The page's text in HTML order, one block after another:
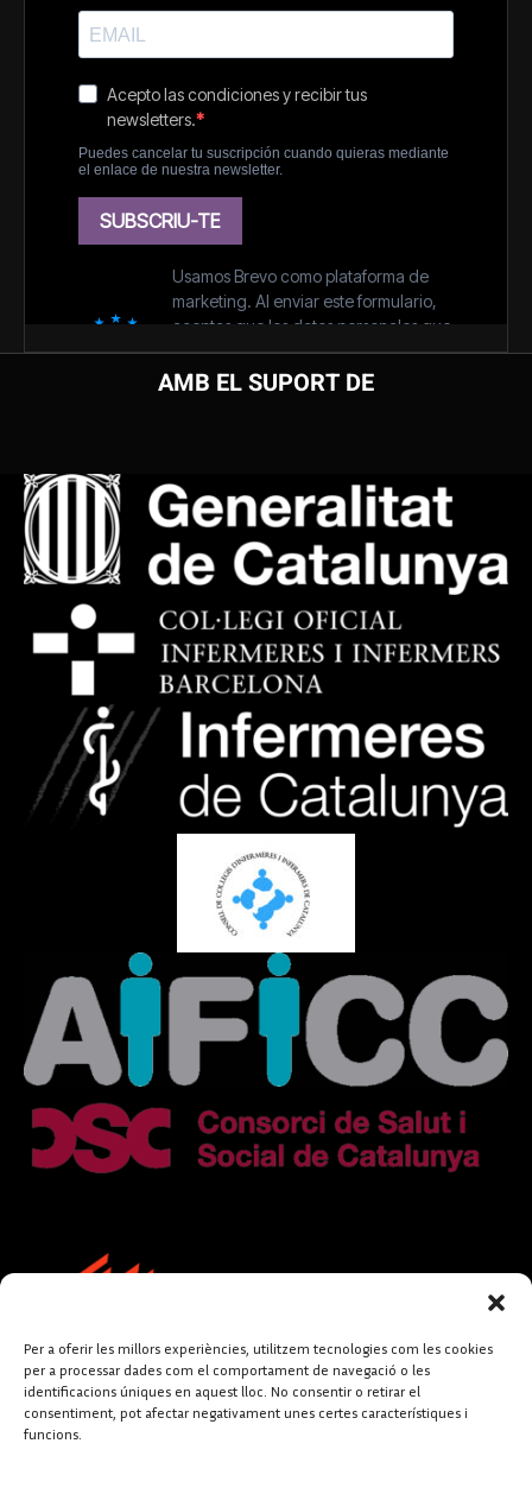
Per a oferir les millors experiències, utilitzem tecnologies com les cookies
per a processar dades com el comportament de navegació o les
identificacions úniques en aquest lloc. No consentir o retirar el
consentiment, pot afectar negativament unes certes característiques i
funcions.
AMB EL SUPORT DE